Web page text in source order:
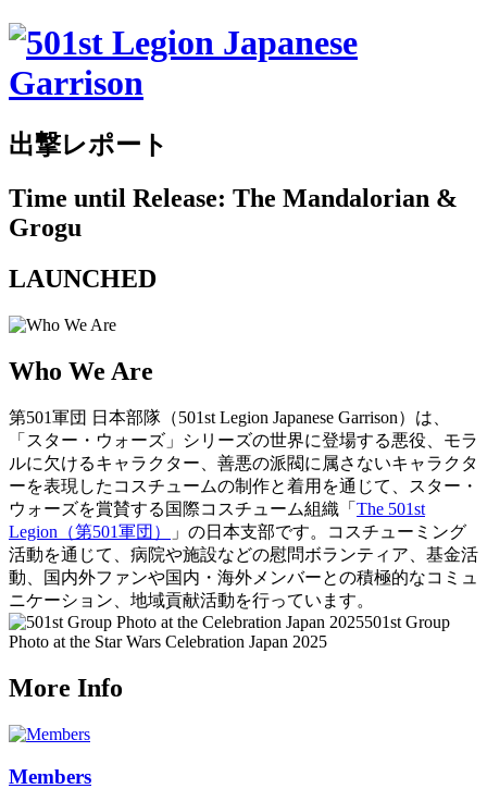
出撃レポート
Time until Release: The Mandalorian &
Grogu
LAUNCHED
Who We Are
第501軍団 日本部隊（501st Legion Japanese Garrison）は、
「スター・ウォーズ」シリーズの世界に登場する悪役、モラ
ルに欠けるキャラクター、善悪の派閥に属さないキャラクタ
ーを表現したコスチュームの制作と着用を通じて、スター・
ウォーズを賞賛する国際コスチューム組織「 The 501st
Legion（第501軍団）
」の日本支部です。コスチューミング
活動を通じて、病院や施設などの慰問ボランティア、基金活
動、国内外ファンや国内・海外メンバーとの積極的なコミュ
ニケーション、地域貢献活動を行っています。
501st Group
Photo at the Star Wars Celebration Japan 2025
More Info
Members